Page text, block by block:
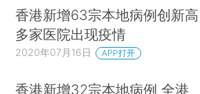
香港新增63宗本地病例创新高
多家医院出现疫情
2020年07月16日 APP打开
香港新增32宗本地病例 全港